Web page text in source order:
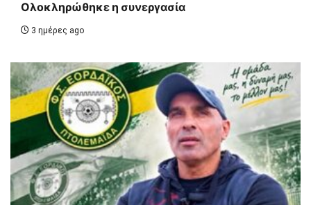
Ολοκληρώθηκε η συνεργασία
3 ημέρες ago